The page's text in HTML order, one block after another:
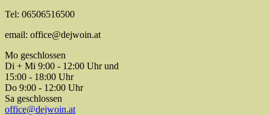
Tel: 06506516500
email: office@dejwoin.at
Mo geschlossen
Di + Mi 9:00 - 12:00 Uhr und
15:00 - 18:00 Uhr
Do 9:00 - 12:00 Uhr
Sa geschlossen
office@dejwoin.at